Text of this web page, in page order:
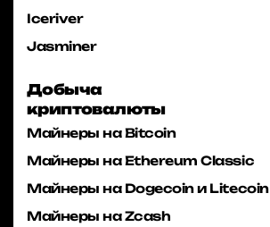
Iceriver
Jasminer
Добыча
криптовалюты
Майнеры на Bitcoin
Майнеры на Ethereum Classic
Майнеры на Dogecoin и Litecoin
Майнеры на Zcash